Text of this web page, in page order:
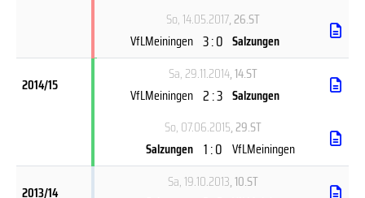
So, 14.05.2017, 26.ST
VfLMeiningen 3 : 0 Salzungen
2014/15
Sa, 29.11.2014, 14.ST
VfLMeiningen 2 : 3 Salzungen
So, 07.06.2015, 29.ST
Salzungen 1 : 0 VfLMeiningen
2013/14
Sa, 19.10.2013, 10.ST